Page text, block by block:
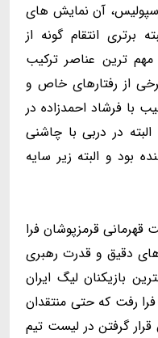
آن نمایش های
انتقام گونه از
ترین عناصر ترکیب
از رفتارهای خاص و
با فرشاد احمدزاده در
در دربی با چاشنی
بود و البته زیر سایه
بعد از 9 سال نوبت قهرمانی قرمزپوشان فرا
دقیق و قدرت رهبری
بازیکنان لیگ ایران
رفت که حتی منتقدان
گرفتن در لیست تیم